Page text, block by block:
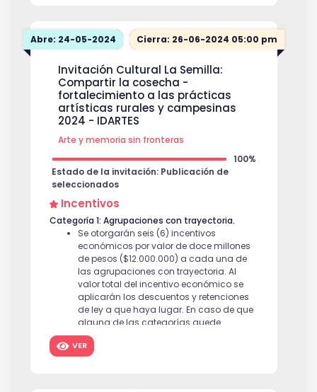
alcancen el puntaje mínimo requerido.$
1,800,000
PERSONAS VÍCTIMAS DEL CONFLICTO ARMADO
Se otorgarán dieciséis (16) incentivos
económicos por valor de Un millón
ochocientos mil pesos ($1.800.000) a
cada una de las personas víctimas del
conflicto armado seleccionadas. Al
valor total del incentivo económico se
aplicarán los descuentos y retenciones
de ley a que haya lugar. En caso de que
alguna de las categorías quede
recomendar asignar los recursos a la
otra categoría, siempre y cuando éstos
sean suficientes y las/os participantes
alcancen el puntaje mínimo requerido.
NOTA: Al valor total del incentivo
económico se le aplicarán los
descuentos y retenciones de ley a que
haya lugar.$ 1,800,000
Abre: 24-05-2024 Cierra: 26-06-2024 05:00 pm
Invitación Cultural La Semilla:
Compartir la cosecha -
fortalecimiento a las prácticas
artísticas rurales y campesinas
2024 - IDARTES
Arte y memoria sin fronteras
100%
Estado de la invitación: Publicación de
seleccionados
Incentivos
Categoría 1: Agrupaciones con trayectoria.
Se otorgarán seis (6) incentivos
económicos por valor de doce millones
de pesos ($12.000.000) a cada una de
las agrupaciones con trayectoria. Al
valor total del incentivo económico se
aplicarán los descuentos y retenciones
de ley a que haya lugar. En caso de que
alguna de las categorías quede
desierta, el comité evaluador podrá
recomendar asignar los recursos a la
otra categoría, siempre y cuando éstos
VER